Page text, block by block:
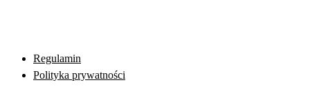
Regulamin
Polityka prywatności